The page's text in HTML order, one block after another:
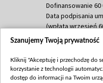
Dofinansowanie 60
Data podpisania
(wpłata wrzesień
Dofinansowanie 635
(wpłata wrzesień
mln, listopad 265
Szanujemy Twoją prywatność
Kliknij "Akceptuję i przechodzę do
korzystanie z technologii
dostęp do informacji na Twoim